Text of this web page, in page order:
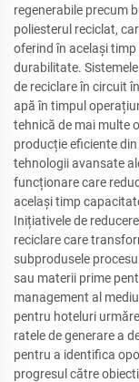
regenerabile precum
poliesterul reciclat,
oferind în același
durabilitate.
de reciclare în circuit
apă în timpul
tehnică de mai multe
producție eficiente
tehnologii avansate
funcționare care
același timp
Inițiativele de
reciclare care
subprodusele
sau materii prime
management al
pentru hoteluri
ratele de generare a
pentru a identifica
progresul către